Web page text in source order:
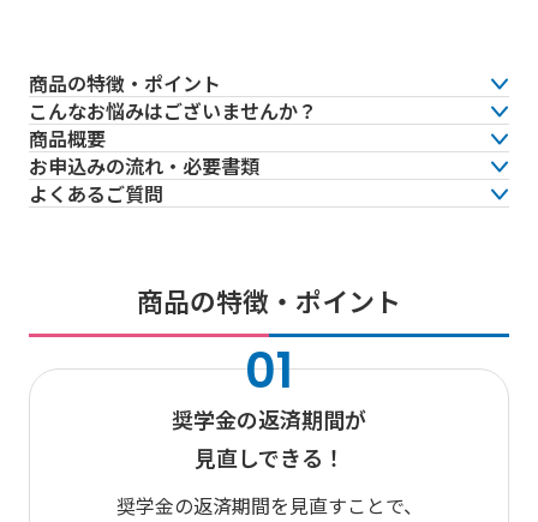
商品の特徴・ポイント
こんなお悩みはございませんか？
商品概要
お申込みの流れ・必要書類
よくあるご質問
商品の特徴・ポイント
01
奨学金の返済期間が
見直しできる！
奨学金の返済期間を見直すことで、